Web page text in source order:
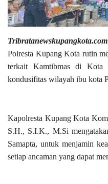
Polresta Kupang Kota rutin
terkait Kamtibmas di Kota
kondusifitas wilayah ibu kota
Kapolresta Kupang Kota
S.H., S.I.K., M.Si
Samapta, untuk menjamin
setiap ancaman yang dapat